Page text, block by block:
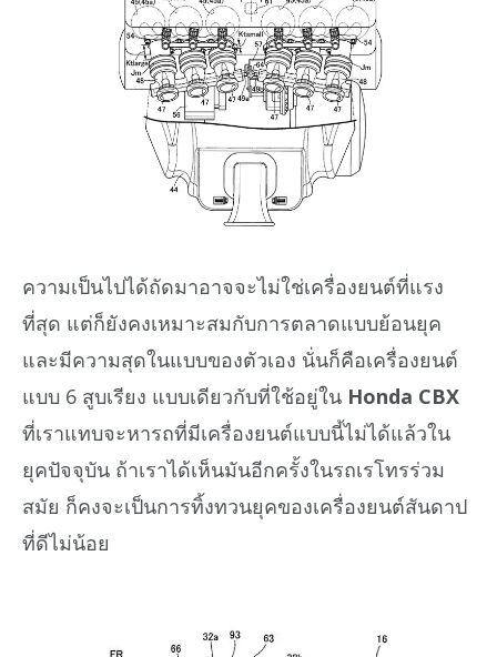
ความเป็นไปได้ถัดมาอาจจะไม่ใช่เครื่องยนต์ที่แรง
ที่สุด แต่ก็ยังคงเหมาะสมกับการตลาดแบบย้อนยุค
และมีความสุดในแบบของตัวเอง นั่นก็คือเครื่องยนต์
แบบ 6 สูบเรียง แบบเดียวกับที่ใช้อยู่ใน Honda CBX
ที่เราแทบจะหารถที่มีเครื่องยนต์แบบนี้ไม่ได้แล้วใน
ยุคปัจจุบัน ถ้าเราได้เห็นมันอีกครั้งในรถเรโทรร่วม
สมัย ก็คงจะเป็นการทิ้งทวนยุคของเครื่องยนต์สันดาป
ที่ดีไม่น้อย